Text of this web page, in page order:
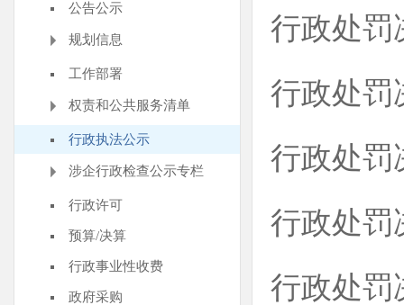
公告公示
规划信息
工作部署
权责和公共服务清单
行政执法公示
涉企行政检查公示专栏
行政许可
预算/决算
行政事业性收费
政府采购
行政处罚
行政处罚
行政处罚
行政处罚
行政处罚